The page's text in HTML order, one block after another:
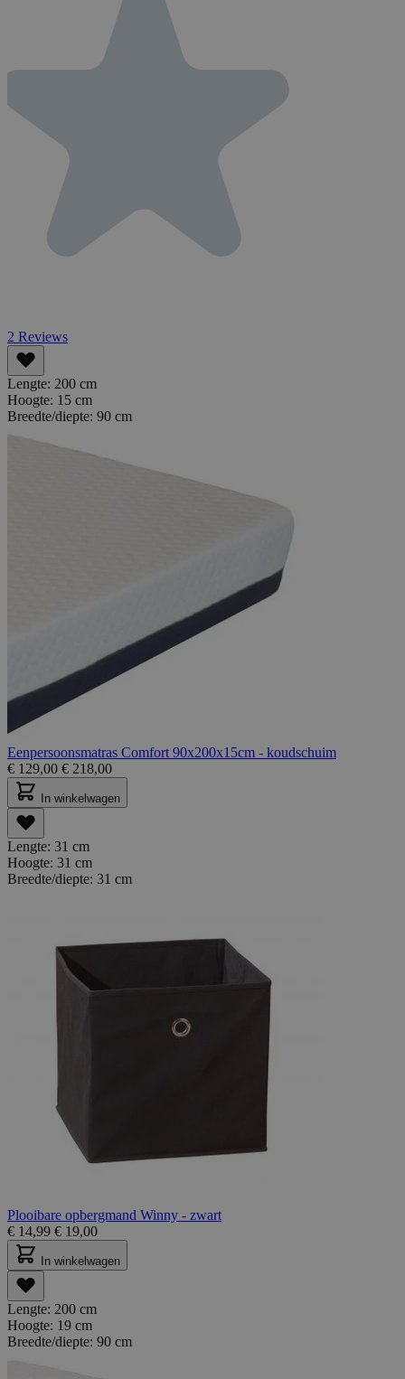
2 Reviews
Lengte: 200 cm
Hoogte: 15 cm
Breedte/diepte: 90 cm
Eenpersoonsmatras Comfort 90x200x15cm - koudschuim
€ 129,00 € 218,00
In winkelwagen
Lengte: 31 cm
Hoogte: 31 cm
Breedte/diepte: 31 cm
Plooibare opbergmand Winny - zwart
€ 14,99 € 19,00
In winkelwagen
Lengte: 200 cm
Hoogte: 19 cm
Breedte/diepte: 90 cm